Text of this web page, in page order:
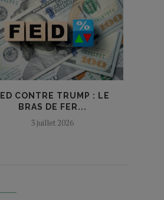
CONTRE TRUMP : LE
BRAS DE FER...
3 juillet 2026